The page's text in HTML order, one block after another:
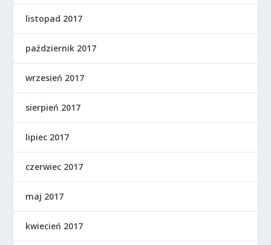
listopad 2017
październik 2017
wrzesień 2017
sierpień 2017
lipiec 2017
czerwiec 2017
maj 2017
kwiecień 2017